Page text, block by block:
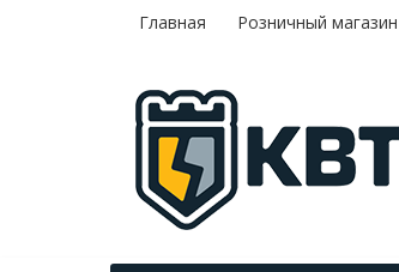
Главная Розничный магазин